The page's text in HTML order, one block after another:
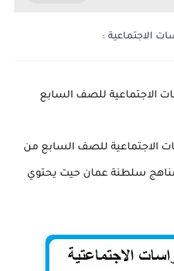
الاجتماعية :
الاجتماعية للصف السابع
الاجتماعية للصف السابع من
سلطنة عمان حيت يحتوي